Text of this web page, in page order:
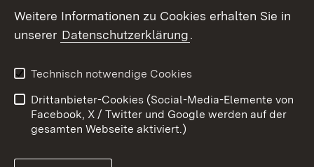
Barrierefreiheit
Benutzungshinweise
Impressum
Cookies
Weitere Informationen zu Cookies erhalten Sie in
unserer Datenschutzerklärung.
Technisch notwendige Cookies
Drittanbieter-Cookies (Social-Media-Elemente von
Facebook, X / Twitter und Google werden auf der
gesamten Webseite aktiviert.)